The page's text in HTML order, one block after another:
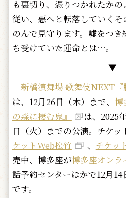
も裏切り、憑りつかれたか
従い、悪へと転落していく
のんで見守ります。嘘をつ
ち受けていた運命とは…。
▼
新橋演舞場 歌舞伎NEXT『
は、12月26日（木）まで、
の森に棲む鬼』
は、2025
日（火）までの公演。チケ
ケットWeb松竹
、 チケッ
売中、博多座が博多座オンラ
話予約センターほかで12月
です。